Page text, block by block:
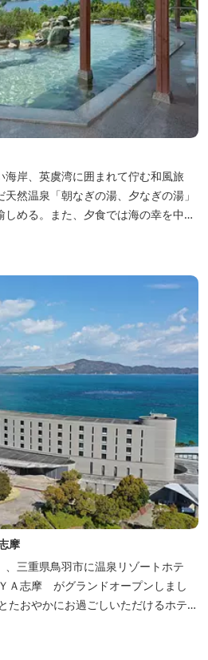
岸、英虞湾に囲まれて佇む和風旅
然温泉「朝なぎの湯、夕なぎの湯」
める。また、夕食では海の幸を中心
します。
摩
、三重県鳥羽市に温泉リゾートホテ
Ａ志摩 がグランドオープンしまし
たおやかにお過ごしいただけるホテル
浦村町にオープンしました。 目の前
景が広がり、後背は山に囲まれ、自